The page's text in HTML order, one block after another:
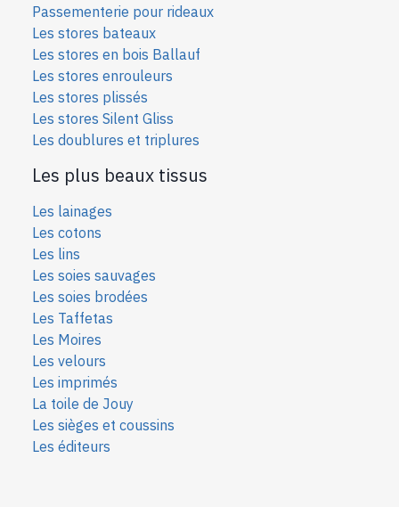
Passementerie pour rideaux
Les stores bateaux
Les stores en bois Ballauf
Les stores enrouleurs
Les stores plissés
Les stores Silent Gliss
Les doublures et triplures
Les plus beaux tissus
Les lainages
Les cotons
Les lins
Les soies sauvages
Les soies brodées
Les Taffetas
Les Moires
Les velours
Les imprimés
La toile de Jouy
Les sièges et coussins
Les éditeurs